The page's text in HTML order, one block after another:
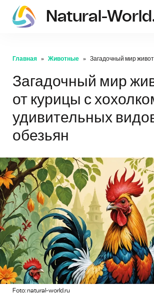
Natural-
Главная Животные Загадочный мир
Загадочный мир
от курицы с
удивительных
обезьян
Foto: natural-world.ru